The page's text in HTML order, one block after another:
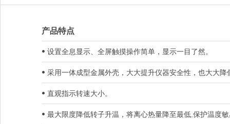
产品特点
• 设置全息显示、全屏触摸操作简单，显示一目了然。
• 采用一体成型金属外壳，大大提升仪器安全性，也大大降
• 直观指示转速大小。
• 最大限度降低转子升温，将离心热量降至最低,保护温度